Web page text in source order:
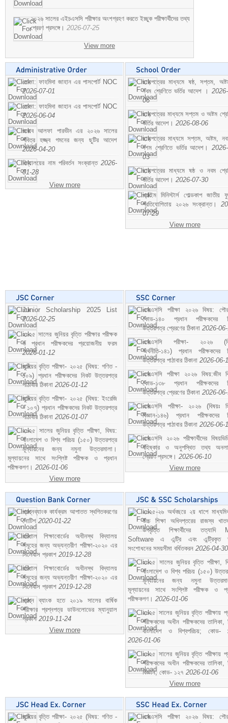
২০২৬ সালের এইচএসসি পরীক্ষার অংশগ্রহণ করতে ইচ্ছুক পরীক্ষার্থীদের তথ্য
প্রেরণ প্রসঙ্গে। 2026-07-25
View more
মোসা: ফাহমিদা জাহান এর পাসপোর্ট NOC
2026-07-01
মোসা: ফাহমিদা জাহান এর পাসপোর্ট NOC
2026-06-04
জনাব আলফা পারভীন এর ২০২৬ সালের
পবিত্র হজ্জ্ব গমনের জন্য ছুটির আদেশ
2026-04-20
বিদ্যালয়ের নাম পরিবর্তন সংক্রান্ত 2026-
01-28
View more
ছাড়পত্রের মাধ্যমে ষষ্ঠ, সপ্তম,
নবম শ্রেণিতে ভর্তির আদেশ ।
06
ছাড়পত্রের মাধ্যমে সপ্তম ও অষ্টম
ভর্তির আদেশ। 2026-08-06
ছাড়পত্রের মাধ্যমে সপ্তম, অষ্টম,
দশম শ্রেণিতে ভর্তির আদেশ।
03
ছাড়পত্রের মাধ্যমে ষষ্ঠ ও নবম
ভর্তির আদেশ। 2026-07-30
প্রাইম মিনিস্টার্স গোল্ডকাপ জাতীয়
প্রতিযোগিতায় ২০২৬ সংক্রান্ত।
07-29
View more
Junior Scholarship 2025 List
2026-02-25
২০২৫ সালের জুনিয়র বৃত্তি পরীক্ষার পরীক্ষক
ও প্রধান পরীক্ষকদের প্রয়োজনীয় ফরম
2026-01-12
জুনিয়র বৃত্তি পরীক্ষা- ২০২৫ (বিষয়: গণিত -
১০৯) প্রধান পরীক্ষকদের নিকট উত্তরপত্র
পাঠাবার ঠিকানা 2026-01-12
জুনিয়র বৃত্তি পরীক্ষা- ২০২৫ (বিষয়: ইংরেজি
- ১০৭) প্রধান পরীক্ষকদের নিকট উত্তরপত্র
পাঠাবার ঠিকানা 2026-01-07
২০২৫ সালের জুনিয়র বৃত্তি পরীক্ষা, বিষয়:
বাংলাদেশ ও বিশ্ব পরিচয় (১৫০) উত্তরপত্র
মূল্যায়নের জন্য নমুনা উত্তরমালা।
মূল্যায়নের সাথে সংশ্লিষ্ট পরীক্ষক ও প্রধান
পরীক্ষকগণ। 2026-01-06
View more
এসএসসি পরীক্ষা ২০২৬ বিষয়:
কোড-১৪০ প্রধান পরীক্ষকদের
উত্তরপত্র প্রেরণের ঠিকানা 2026-
এসএসসি পরীক্ষা- ২০২৬
অর্থনীতি-১৪১) প্রধান পরীক্ষকদের
উত্তরপত্র পাঠাবার ঠিকানা 2026-06-
এসএসসি পরীক্ষা ২০২৬ বিষয়:জীব
কোড-১৩৮ প্রধান পরীক্ষকদের
উত্তরপত্র প্রেরণের ঠিকানা 2026-
এসএসসি পরীক্ষা- ২০২৬ (বিষয়ঃ
বিজ্ঞান-১৪৬) প্রধান পরীক্ষকদের
উত্তরপত্র পাঠাবার ঠিকানা 2026-06-
এসএসসি ২০২৬ পরীক্ষার্থীদের
বহিষ্কার ও অনুপস্থিত তথ্য
প্রেরণ প্রসঙ্গে। 2026-06-10
View more
প্রশ্নব্যাংক কার্যক্রম আপাতত স্থগিতকরণের
নোটিশ 2020-01-22
বরিশাল শিক্ষাবোর্ডের অধীনস্থ বিদ্যালয়
সমূহের জন্য অভ্যন্তরীণ পরীক্ষা-২০২০ এর
সিলেবাস প্রকাশ 2019-12-28
বরিশাল শিক্ষাবোর্ডের অধীনস্থ বিদ্যালয়
সমূহের জন্য অভ্যন্তরীণ পরীক্ষা-২০২০ এর
সিলেবাস প্রকাশ 2019-12-28
প্রশ্ন ব্যাংক হতে ২০১৯ সালের বার্ষিক
পরীক্ষার প্রশ্নপত্র ডাউনলোডের ম্যানুয়াল
প্রকাশ 2019-11-24
View more
২০২৫-২৬ অর্থবছরে ২য় ধাপে
উচ্চ শিক্ষা অধিদপ্তরের রাজস্ব
উপবৃত্তি শিক্ষার্থীদের তত্যাদি
Software এ এন্ট্রি এবং এন্ট্রিকৃত
সংশোধনের সময়সীমা বর্ধিতকরন 2026-04-30
২০২৫ সালের জুনিয়র বৃত্তি পরীক্ষা,
বাংলাদেশ ও বিশ্ব পরিচয় (১৫০)
মূল্যায়নের জন্য নমুনা
মূল্যায়নের সাথে সংশ্লিষ্ট পরীক্ষক ও
পরীক্ষকগণ। 2026-01-06
২০২৫ সালের জুনিয়র বৃত্তি পরীক্ষায়
পরীক্ষকদের অধীন পরীক্ষকদের তালিকা,
বাংলাদেশ ও বিশ্বপরিচয়; কোড-
2026-01-06
২০২৫ সালের জুনিয়র বৃত্তি পরীক্ষায়
পরীক্ষকদের অধীন পরীক্ষকদের তালিকা,
বিজ্ঞান; কোড- ১২৭ 2026-01-06
View more
জুনিয়র বৃত্তি পরীক্ষা- ২০২৫ (বিষয়: গণিত -
এসএসসি পরীক্ষা ২০২৬ বিষয়: